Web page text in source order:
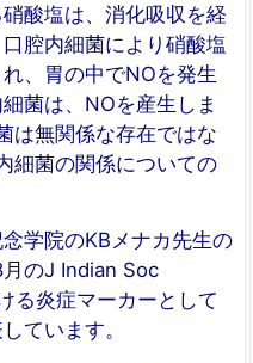
酸塩は、消化吸収を経
腔内細菌により硝酸塩
、胃の中でNOを発生
菌は、NOを産生しま
は無関係な存在ではな
細菌の関係についての
学院のKBメナカ先生の
のJ Indian Soc
る炎症マーカーとして
ています。